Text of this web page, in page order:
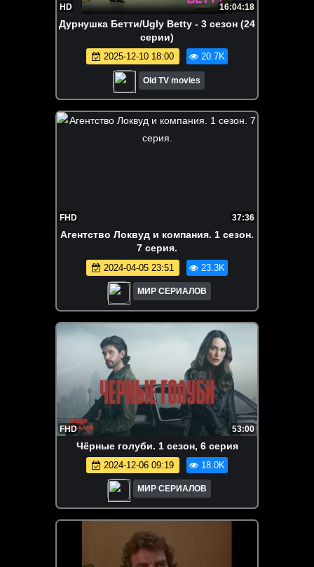
HD 16:04:18
Дурнушка Бетти/Ugly Betty - 3 сезон (24
серии)
2025-12-10 18:00 20.7K
Old TV movies
FHD 37:36
Агентство Локвуд и компания. 1 сезон.
7 серия.
2024-04-05 23:51 23.3K
МИР СЕРИАЛОВ
FHD 53:00
Чёрные голуби. 1 сезон, 6 серия
2024-12-06 09:19 18.0K
МИР СЕРИАЛОВ